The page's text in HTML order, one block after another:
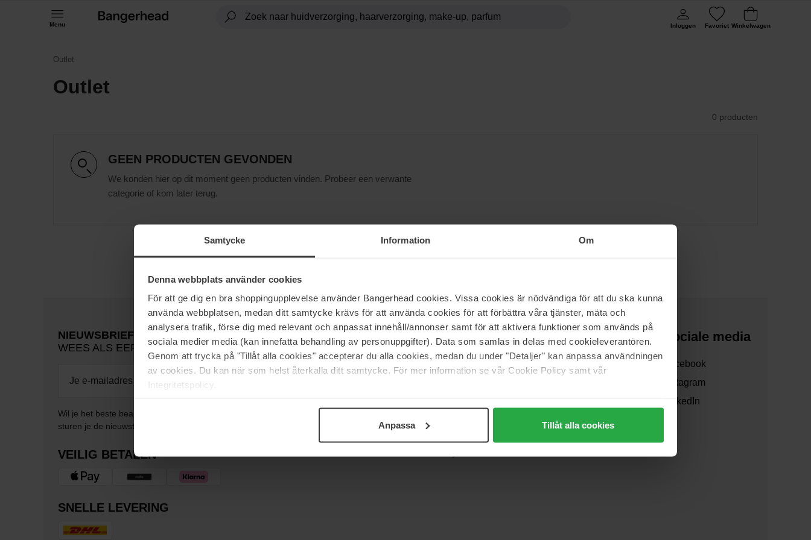
Samtycke Information Om
Denna webbplats använder cookies
För att ge dig en bra shoppingupplevelse använder Bangerhead cookies. Vissa cookies är nödvändiga för att du ska kunna
använda webbplatsen, medan ditt samtycke krävs för att använda cookies för att förbättra våra tjänster, mäta och
analysera trafik, förse dig med relevant och anpassat innehåll/annonser samt för att aktivera funktioner som används på
sociala medier media (kan innefatta behandling av personuppgifter). Data som samlas in delas med cookieleverantören.
Genom att trycka på "Tillåt alla cookies" accepterar du alla cookies, medan du under "Detaljer" kan anpassa användningen
av cookies. Du kan när som helst återkalla ditt samtycke. För mer information se vår Cookie Policy samt vår
Integritetspolicy.
Anpassa Tillåt alla cookies
Menu Inloggen Favoriet Winkelwagen
Outlet
Outlet
0 producten
GEEN PRODUCTEN GEVONDEN
We konden hier op dit moment geen producten vinden. Probeer een verwante
categorie of kom later terug.
NIEUWSBRIEF
WEES ALS EERSTE OP DE HOOGTE
Wil je het beste beauty-nieuws direct in je inbox ontvangen? We
sturen je de nieuwste trends, tips en exclusieve aanbiedingen!
VEILIG BETALEN
SNELLE LEVERING
Support
Contact
Over ons
Over ons
Sociale media
Facebook
Instagram
LinkedIn